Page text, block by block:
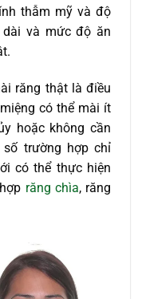
thẫm mỹ và độ
và mức độ ăn
răng thật là điều
có thể mài ít
hoặc không cần
trường hợp chỉ
có thể thực hiện
răng chìa, răng